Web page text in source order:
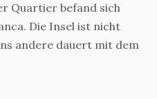
Quartier befand sich
Die Insel ist nicht
andere dauert mit dem